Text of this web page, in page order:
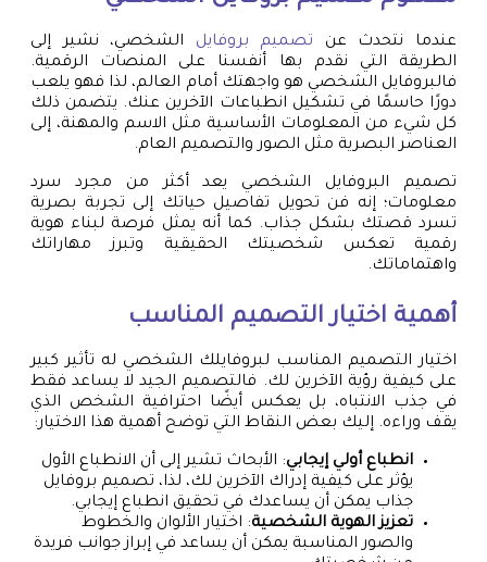
عندما نتحدث عن تصميم بروفايل الشخصي، نشير إلى
الطريقة التي نقدم بها أنفسنا على المنصات الرقمية.
فالبروفايل الشخصي هو واجهتك أمام العالم، لذا فهو يلعب
دورًا حاسمًا في تشكيل انطباعات الآخرين عنك. يتضمن ذلك
كل شيء من المعلومات الأساسية مثل الاسم والمهنة، إلى
العناصر البصرية مثل الصور والتصميم العام.
تصميم البروفايل الشخصي يعد أكثر من مجرد سرد
معلومات؛ إنه فن تحويل تفاصيل حياتك إلى تجربة بصرية
تسرد قصتك بشكل جذاب. كما أنه يمثل فرصة لبناء هوية
رقمية تعكس شخصيتك الحقيقية وتبرز مهاراتك
واهتماماتك.
أهمية اختيار التصميم المناسب
اختيار التصميم المناسب لبروفايلك الشخصي له تأثير كبير
على كيفية رؤية الآخرين لك. فالتصميم الجيد لا يساعد فقط
في جذب الانتباه، بل يعكس أيضًا احترافية الشخص الذي
يقف وراءه. إليك بعض النقاط التي توضح أهمية هذا الاختيار:
انطباع أولي إيجابي: الأبحاث تشير إلى أن الانطباع الأول
يؤثر على كيفية إدراك الآخرين لك، لذا، تصميم بروفايل
جذاب يمكن أن يساعدك في تحقيق انطباع إيجابي.
تعزيز الهوية الشخصية: اختيار الألوان والخطوط
والصور المناسبة يمكن أن يساعد في إبراز جوانب فريدة